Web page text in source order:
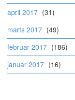
april 2017 (31)
marts 2017 (49)
februar 2017 (186)
januar 2017 (16)